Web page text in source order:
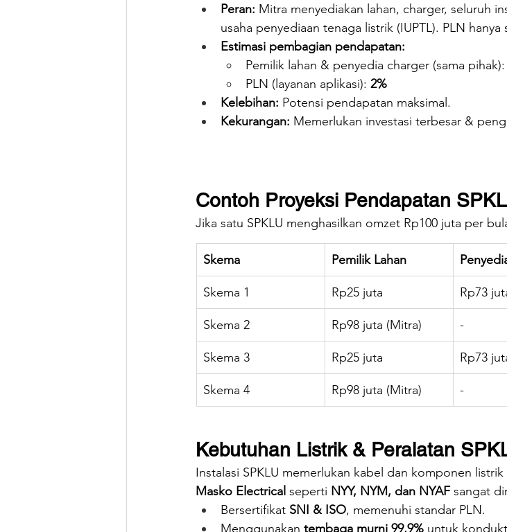
Peran: Mitra menyediakan lahan, charger, seluruh
usaha penyediaan tenaga listrik (IUPTL). PLN
Estimasi pembagian pendapatan:
Pemilik lahan & penyedia charger (sama pihak):
PLN (layanan aplikasi): 2%
Kelebihan: Potensi pendapatan maksimal.
Kekurangan: Memerlukan investasi terbesar &
Contoh Proyeksi Pendapatan
Jika satu SPKLU menghasilkan omzet Rp100 juta per
Skema Pemilik Lahan
Skema 1 Rp25 juta Rp73
Skema 2 Rp98 juta (Mitra) -
Skema 3 Rp25 juta Rp73
Skema 4 Rp98 juta (Mitra) -
Kebutuhan Listrik & Peralatan
Instalasi SPKLU memerlukan kabel dan komponen
Masko Electrical seperti NYY, NYM, dan NYAF sangat
Bersertifikat SNI & ISO, memenuhi standar PLN.
Menggunakan tembaga murni 99,9% untuk